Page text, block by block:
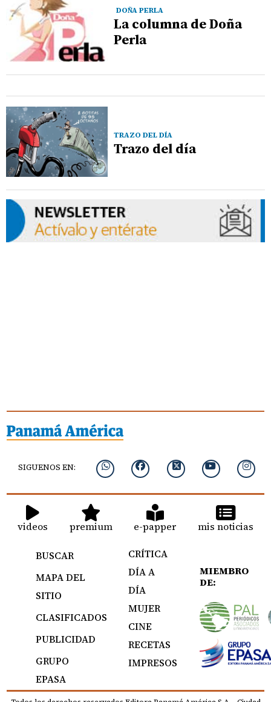
DOÑA PERLA
La columna de Doña
Perla
TRAZO DEL DÍA
Trazo del día
SIGUENOS EN:
videos premium e-papper mis noticias
BUSCAR
MAPA DEL
SITIO
CLASIFICADOS
PUBLICIDAD
GRUPO
EPASA
CRÍTICA
DÍA A
DÍA
MUJER
CINE
RECETAS
IMPRESOS
MIEMBRO
DE: